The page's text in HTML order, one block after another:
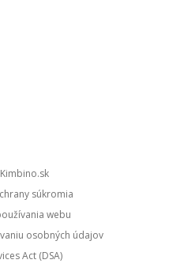
kimbino.sk
súkromia
webu
osobných údajov
Act (DSA)